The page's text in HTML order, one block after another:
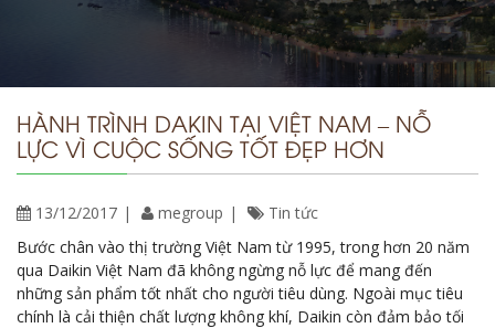
HÀNH TRÌNH DAKIN TẠI VIỆT NAM – NỖ
LỰC VÌ CUỘC SỐNG TỐT ĐẸP HƠN
13/12/2017 megroup
Tin tức
Bước chân vào thị trường Việt Nam từ 1995, trong hơn 20 năm
qua Daikin Việt Nam đã không ngừng nỗ lực để mang đến
những sản phẩm tốt nhất cho người tiêu dùng. Ngoài mục tiêu
chính là cải thiện chất lượng không khí, Daikin còn đảm bảo tối